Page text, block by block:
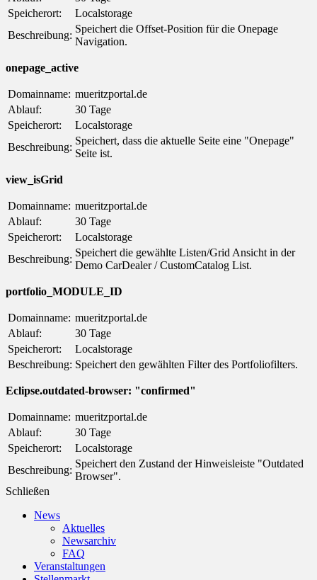
Speicherort:
Localstorage
Beschreibung:
Speichert die Offset-Position für die Onepage
Navigation.
onepage_active
Domainname: mueritzportal.de
Ablauf:
30 Tage
Speicherort:
Localstorage
Beschreibung:
Speichert, dass die aktuelle Seite eine "Onepage"
Seite ist.
view_isGrid
Domainname: mueritzportal.de
Ablauf:
30 Tage
Speicherort:
Localstorage
Beschreibung:
Speichert die gewählte Listen/Grid Ansicht in der
Demo CarDealer / CustomCatalog List.
portfolio_MODULE_ID
Domainname: mueritzportal.de
Ablauf:
30 Tage
Speicherort:
Localstorage
Beschreibung: Speichert den gewählten Filter des Portfoliofilters.
Eclipse.outdated-browser: "confirmed"
Domainname: mueritzportal.de
Ablauf:
30 Tage
Speicherort:
Localstorage
Beschreibung:
Speichert den Zustand der Hinweisleiste "Outdated
Browser".
Schließen
News
Aktuelles
Newsarchiv
FAQ
Veranstaltungen